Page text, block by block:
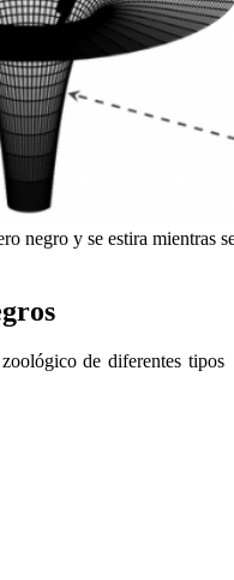
negro y se estira
de diferentes tipos